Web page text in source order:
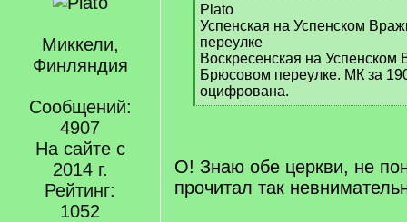
Миккели,
Финляндия
Сообщений:
4907
На сайте с
2014 г.
Рейтинг:
1052
[
q
]
Plato
Успенская на Успенском
переулке
Воскресенская на Успенском
Брюсовом переулке. МК за
оцифрована.
[
О! Знаю обе церкви, не
прочитал так